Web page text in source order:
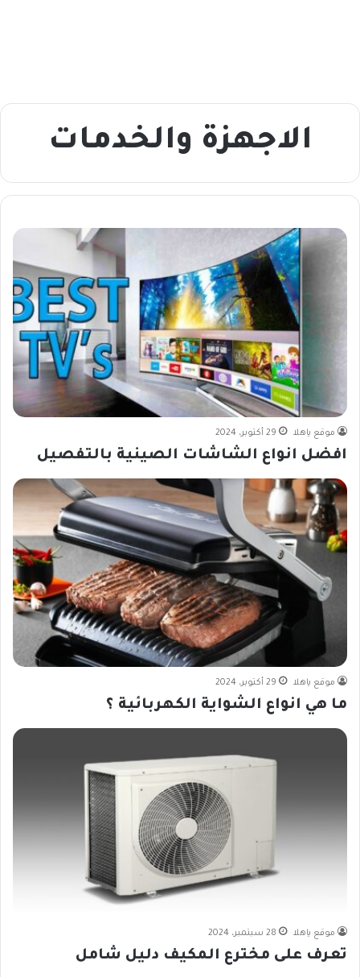
الاجهزة والخدمات
موقع ياهلا 29 أكتوبر، 2024
افضل انواع الشاشات الصينية بالتفصيل
موقع ياهلا 29 أكتوبر، 2024
ما هي انواع الشواية الكهربائية ؟
موقع ياهلا 28 سبتمبر، 2024
تعرف على مخترع المكيف دليل شامل